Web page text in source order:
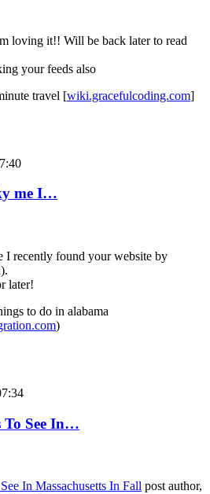
loving it!! Will be back later to read
your feeds also
travel [wiki.gracefulcoding.com]
me I…
I recently found your website by
later!
to do in alabama
)
To See In…
In Massachusetts In Fall post author,